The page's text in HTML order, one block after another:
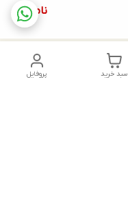
ناموجود
پروفایل سبد خرید